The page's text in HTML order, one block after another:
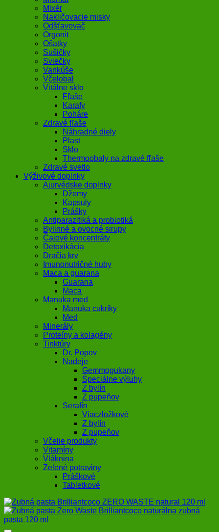
Mixér
Nakličovacie misky
Odšťavovač
Orgonit
Ošatky
Sušičky
Sviečky
Vankúše
Včelobal
Vitálne sklo
Fľaše
Karafy
Poháre
Zdravé fľaše
Náhradné diely
Plast
Sklo
Thermoobaly na zdravé fľaše
Zdravé svetlo
Výživové doplnky
Ajurvédske doplnky
Džemy
Kapsuly
Prášky
Antiparazitiká a probiotiká
Bylinné a ovocné sirupy
Čajové koncentráty
Detoxikácia
Dračia krv
Imunonutričné huby
Maca a guarana
Guarana
Maca
Manuka med
Manuka cukríky
Med
Minerály
Proteíny a kolagény
Tinktúry
Dr. Popov
Nadeje
Gemmogukany
Špeciálne výluhy
Z bylín
Z pupeňov
Serafín
Viaczložkové
Z bylín
Z pupeňov
Včelie produkty
Vitamíny
Vláknina
Zelené potraviny
Práškové
Tabletkové